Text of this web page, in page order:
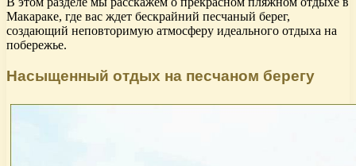
Макараке, где вас ждет бескрайний песчаный берег,
создающий неповторимую атмосферу идеального отдыха на
побережье.
Насыщенный отдых на песчаном берегу